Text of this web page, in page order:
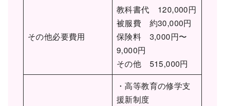
その他必要費用
教科書代 120,000円
被服費 約30,000円
保険料 3,000円〜
9,000円
その他 515,000円
・高等教育の修学支
援新制度